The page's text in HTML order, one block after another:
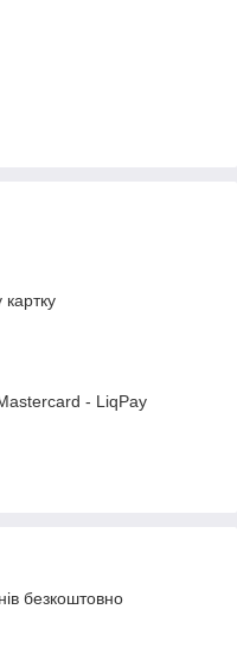
- LiqPay
безкоштовно